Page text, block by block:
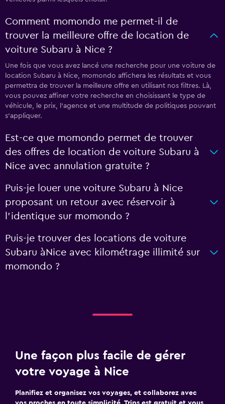
Comment momondo me permet-il de
trouver la meilleure offre de location de
voiture Subaru à Nice ?
Une fois que vous avez lancé une recherche pour une voiture de
location Subaru à Nice, momondo affichera les résultats et vous
permettra de trouver la meilleure offre en utilisant nos filtres. Là,
vous pouvez affiner votre recherche en choisissant le type de
véhicule, le prix, l'agence et une multitude de politiques pouvant
s'appliquer.
Est-ce que momondo permet de trouver
des offres de location de voiture Subaru à
Nice avec annulation gratuite ?
Puis-je louer une voiture Subaru à Nice
proposant un retour avec réservoir à
l'identique sur momondo ?
Puis-je trouver des locations de voiture
Subaru àNice avec kilométrage illimité sur
momondo ?
Une façon plus facile de gérer
votre voyage à Nice
Planifiez et organisez vos voyages, et collaborez avec